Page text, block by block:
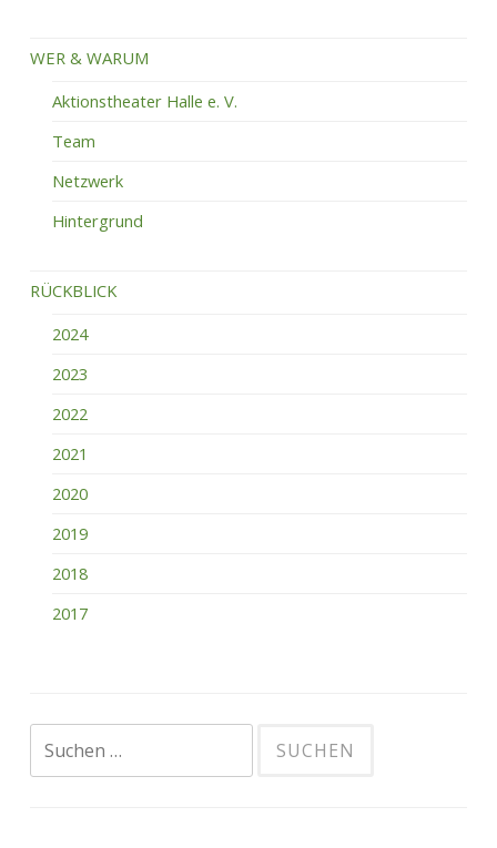
WER & WARUM
Aktionstheater Halle e. V.
Team
Netzwerk
Hintergrund
RÜCKBLICK
2024
2023
2022
2021
2020
2019
2018
2017
Suchen
nach: